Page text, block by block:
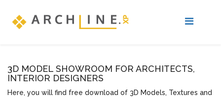
3D MODEL SHOWROOM FOR ARCHITECTS,
INTERIOR DESIGNERS
Here, you will find free download of 3D Models, Textures and